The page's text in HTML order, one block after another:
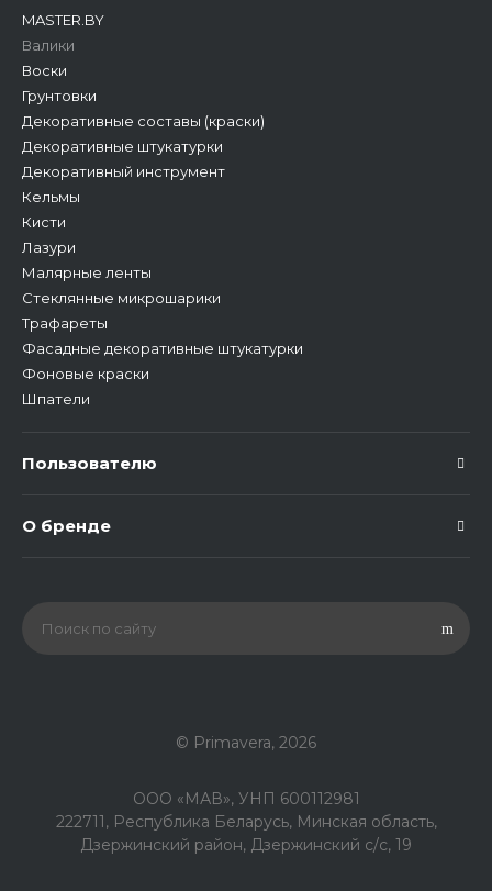
MASTER.BY
Валики
Воски
Грунтовки
Декоративные составы (краски)
Декоративные штукатурки
Декоративный инструмент
Кельмы
Кисти
Лазури
Малярные ленты
Стеклянные микрошарики
Трафареты
Фасадные декоративные штукатурки
Фоновые краски
Шпатели
Пользователю
О бренде
© Primavera, 2026
ООО «МАВ», УНП 600112981
222711, Республика Беларусь, Минская область,
Дзержинский район, Дзержинский с/с, 19